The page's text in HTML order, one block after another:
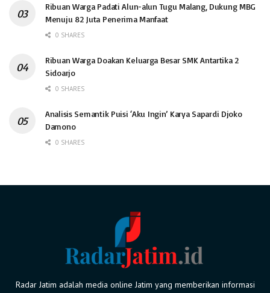
Ribuan Warga Padati Alun-alun Tugu Malang, Dukung MBG
Menuju 82 Juta Penerima Manfaat
0 SHARES
Ribuan Warga Doakan Keluarga Besar SMK Antartika 2
Sidoarjo
0 SHARES
Analisis Semantik Puisi ‘Aku Ingin’ Karya Sapardi Djoko
Damono
0 SHARES
Radar Jatim adalah media online Jatim yang memberikan informasi